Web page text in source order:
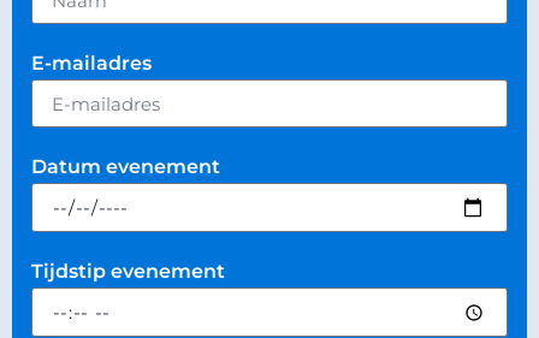
E-mailadres
Datum evenement
Tijdstip evenement